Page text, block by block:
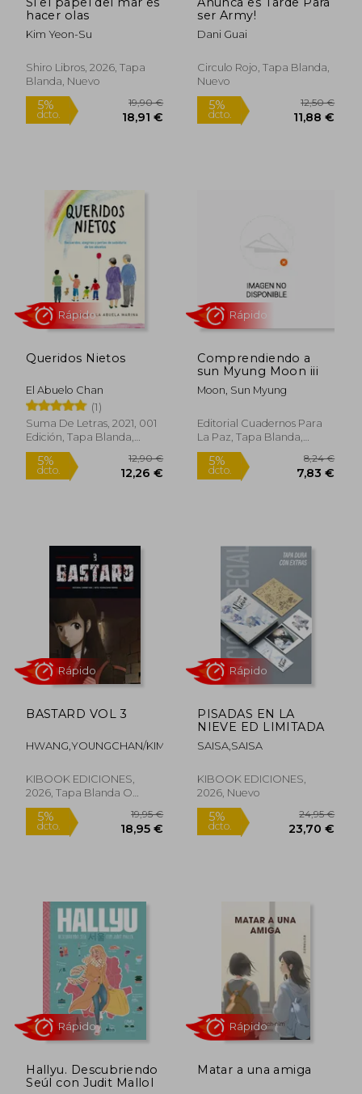
5% 19,00 € 5%
hacer olas
Kim Yeon-Su
Shiro Libros, 2026, Tapa
Blanda, Nuevo
5%
ser Army!
Dani Guai
Circulo Rojo, Tapa Blanda,
Nuevo
5%
dcto.
Queridos Nietos
El Abuelo Chan
(1)
Suma De Letras, 2021, 001
Edición, Tapa Blanda,
Nuevo
Rápido
Comprendiendo a
sun Myung Moon iii
Moon, Sun Myung
Editorial Cuadernos Para
La Paz, Tapa Blanda,
Nuevo
Rápido
BASTARD VOL 3
HWANG,YOUNGCHAN/KIM,CARNBY
KIBOOK EDICIONES,
2026, Tapa Blanda O
Bolsillo, Nuevo
PISADAS EN LA
NIEVE ED LIMITADA
SAISA,SAISA
KIBOOK EDICIONES,
2026, Nuevo
Hallyu. Descubriendo
Seúl con Judit Mallol
Matar a una amiga